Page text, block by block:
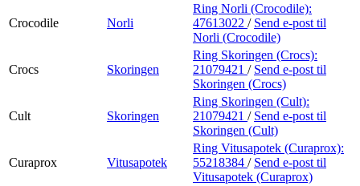
Crocodile Norli
Ring Norli (Crocodile):
47613022 / Send e-post til
Norli (Crocodile)
Crocs Skoringen
Ring Skoringen (Crocs):
21079421 / Send e-post til
Skoringen (Crocs)
Cult Skoringen
Ring Skoringen (Cult):
21079421 / Send e-post til
Skoringen (Cult)
Curaprox Vitusapotek
Ring Vitusapotek (Curaprox):
55218384 / Send e-post til
Vitusapotek (Curaprox)